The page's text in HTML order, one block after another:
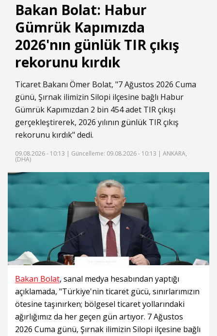
Bakan Bolat: Habur
Gümrük Kapımızda
2026'nın günlük TIR çıkış
rekorunu kırdık
Ticaret Bakanı Ömer Bolat, "7 Ağustos 2026 Cuma
günü, Şırnak ilimizin Silopi ilçesine bağlı Habur
Gümrük Kapımızdan 2 bin 454 adet TIR çıkışı
gerçekleştirerek, 2026 yılının günlük TIR çıkış
rekorunu kırdık" dedi.
09.08.2026 - 10:13 | Güncelleme: 09.08.2026 - 10:13 | ANKARA,
(DHA)
Bakan Bolat, sanal medya hesabından yaptığı
açıklamada, "Türkiye'nin ticaret gücü, sınırlarımızın
ötesine taşınırken; bölgesel ticaret yollarındaki
ağırlığımız da her geçen gün artıyor. 7 Ağustos
2026 Cuma günü, Şırnak ilimizin Silopi ilçesine bağlı